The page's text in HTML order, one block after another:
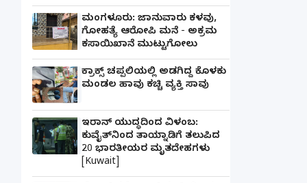
ಮಂಗಳೂರು: ಜಾನುವಾರು ಕಳವು,
ಗೋಹತ್ಯೆ ಆರೋಪಿ ಮನೆ - ಅಕ್ರಮ
ಕಸಾಯಿಖಾನೆ ಮುಟ್ಟುಗೋಲು
ಕ್ರಾಕ್ಸ್ ಚಪ್ಪಲಿಯಲ್ಲಿ ಅಡಗಿದ್ದ ಕೊಳಕು
ಮಂಡಲ ಹಾವು ಕಚ್ಚಿ ವ್ಯಕ್ತಿ ಸಾವು
ಇರಾನ್ ಯುದ್ಧದಿಂದ ವಿಳಂಬ:
ಕುವೈತ್‌ನಿಂದ ತಾಯ್ನಾಡಿಗೆ ತಲುಪಿದ
20 ಭಾರತೀಯರ ಮೃತದೇಹಗಳು
[Kuwait]